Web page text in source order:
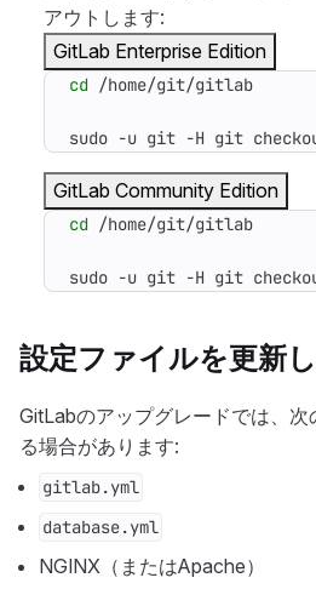
アウトします:
GitLab Enterprise Edition
cd
sudo -u git -H git checkout
GitLab Community Edition
cd
sudo -u git -H git checkout
設定ファイルを更新し
GitLabのアップグレードでは、
る場合があります:
gitlab.yml
database.yml
NGINX（またはApache）